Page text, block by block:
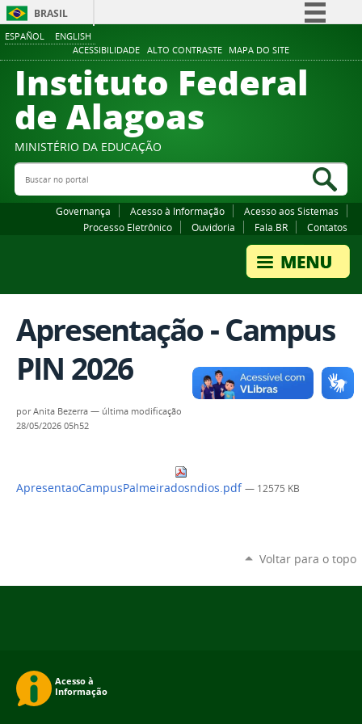
ESPAÑOL ENGLISH
ACESSIBILIDADE ALTO CONTRASTE MAPA DO SITE
BRASIL
Comunica BR
Participe
Canais
Instituto Federal
de Alagoas
MINISTÉRIO DA EDUCAÇÃO
Buscar no portal
Governança Acesso à Informação
Acesso aos Sistemas
Processo Eletrônico
Ouvidoria Fala.BR Contatos
Apresentação - Campus
PIN 2026
porAnita Bezerra — última modificação
28/05/2026 05h52
ApresentaoCampusPalmeiradosndios.pdf — 12575 KB
Voltar para o topo